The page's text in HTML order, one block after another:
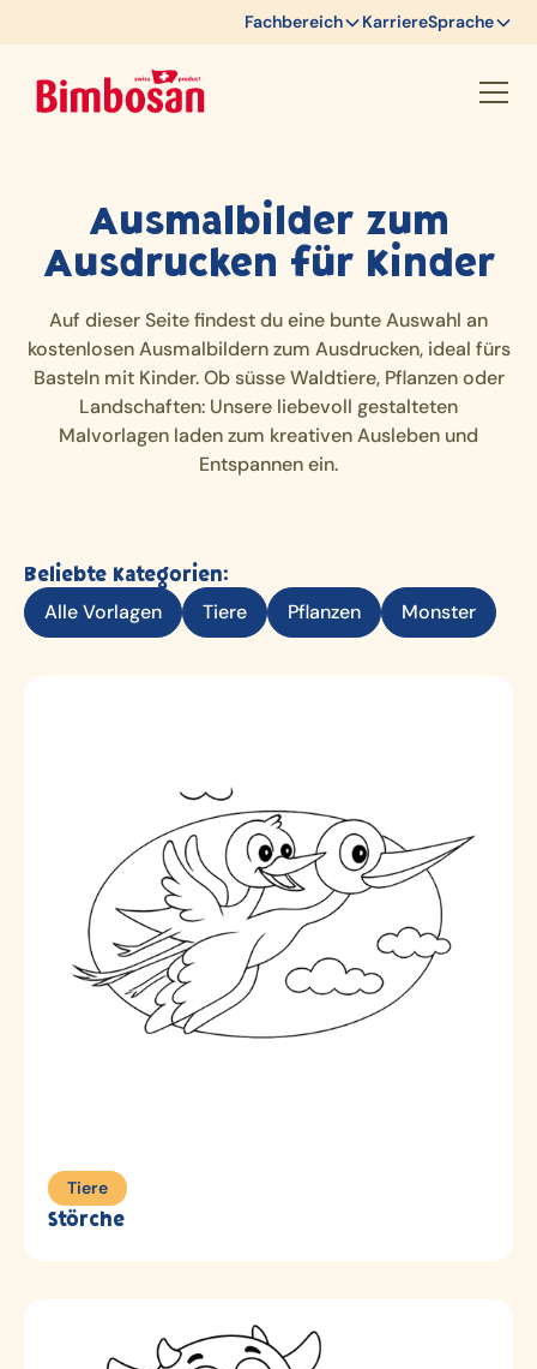
Fachbereich KarriereSprache
Ausmalbilder zum
Ausdrucken für Kinder
Auf dieser Seite findest du eine bunte Auswahl an
kostenlosen Ausmalbildern zum Ausdrucken, ideal fürs
Basteln mit Kinder. Ob süsse Waldtiere, Pflanzen oder
Landschaften: Unsere liebevoll gestalteten
Malvorlagen laden zum kreativen Ausleben und
Entspannen ein.
Beliebte Kategorien:
Alle Vorlagen Tiere Pflanzen Monster
Tiere
Störche